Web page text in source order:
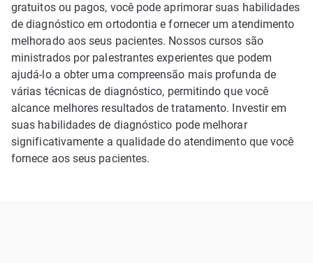
gratuitos ou pagos, você pode aprimorar suas habilidades
de diagnóstico em ortodontia e fornecer um atendimento
melhorado aos seus pacientes. Nossos cursos são
ministrados por palestrantes experientes que podem
ajudá-lo a obter uma compreensão mais profunda de
várias técnicas de diagnóstico, permitindo que você
alcance melhores resultados de tratamento. Investir em
suas habilidades de diagnóstico pode melhorar
significativamente a qualidade do atendimento que você
fornece aos seus pacientes.